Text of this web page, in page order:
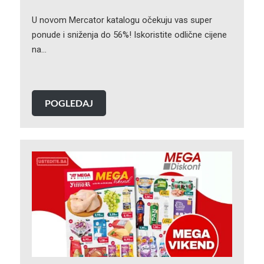
U novom Mercator katalogu očekuju vas super
ponude i sniženja do 56%! Iskoristite odlične cijene
na…
POGLEDAJ